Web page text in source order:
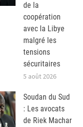
de la
coopération
avec la Libye
malgré les
tensions
sécuritaires
5 août 2026
Soudan du Sud
: Les avocats
de Riek Machar